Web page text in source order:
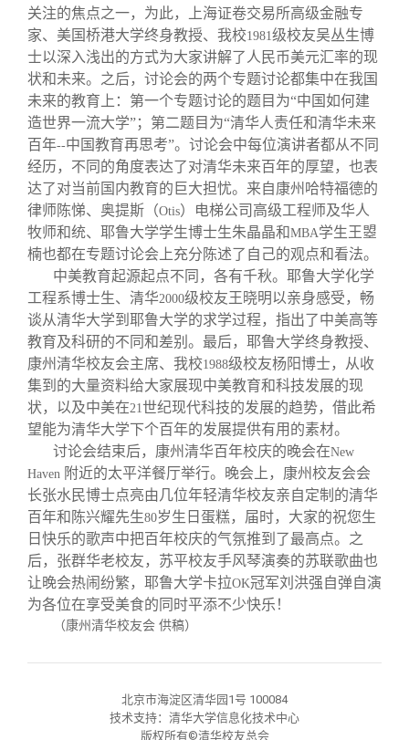
关注的焦点之一，为此，上海证卷交易所高级金融专
家、美国桥港大学终身教授、我校1981级校友吴丛生博
士以深入浅出的方式为大家讲解了人民币美元汇率的现
状和未来。之后，讨论会的两个专题讨论都集中在我国
未来的教育上：第一个专题讨论的题目为“中国如何建
造世界一流大学”；第二题目为“清华人责任和清华未来
百年--中国教育再思考”。讨论会中每位演讲者都从不同
经历，不同的角度表达了对清华未来百年的厚望，也表
达了对当前国内教育的巨大担忧。来自康州哈特福德的
律师陈悌、奥提斯（Otis）电梯公司高级工程师及华人
牧师和统、耶鲁大学学生博士生朱晶晶和MBA学生王曌
楠也都在专题讨论会上充分陈述了自己的观点和看法。
中美教育起源起点不同，各有千秋。耶鲁大学化学
工程系博士生、清华2000级校友王晓明以亲身感受，畅
谈从清华大学到耶鲁大学的求学过程，指出了中美高等
教育及科研的不同和差别。最后，耶鲁大学终身教授、
康州清华校友会主席、我校1988级校友杨阳博士，从收
集到的大量资料给大家展现中美教育和科技发展的现
状，以及中美在21世纪现代科技的发展的趋势，借此希
望能为清华大学下个百年的发展提供有用的素材。
讨论会结束后，康州清华百年校庆的晚会在New
Haven 附近的太平洋餐厅举行。晚会上，康州校友会会
长张水民博士点亮由几位年轻清华校友亲自定制的清华
百年和陈兴耀先生80岁生日蛋糕，届时，大家的祝您生
日快乐的歌声中把百年校庆的气氛推到了最高点。之
后，张群华老校友，苏平校友手风琴演奏的苏联歌曲也
让晚会热闹纷繁，耶鲁大学卡拉OK冠军刘洪强自弹自演
为各位在享受美食的同时平添不少快乐！
（康州清华校友会 供稿）
北京市海淀区清华园1号 100084
技术支持：清华大学信息化技术中心
版权所有©清华校友总会